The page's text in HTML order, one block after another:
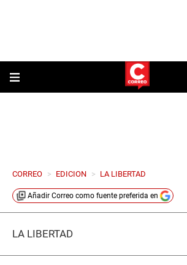
CORREO > EDICION > LA LIBERTAD
Añadir Correo como fuente preferida en
LA LIBERTAD